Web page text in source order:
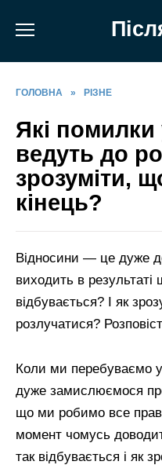
ГОЛОВНА » РІЗНЕ
Які помилки
ведуть до
зрозуміти,
кінець?
Відносини — це дуже
виходить в
відбувається? І як
розлучатися?
Коли ми перебуваємо
дуже замислюємося
що ми робимо все
момент чомусь
так відбувається і як